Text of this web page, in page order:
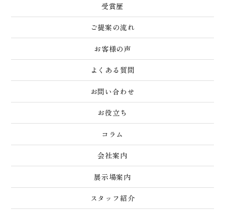
受賞歴
ご提案の流れ
お客様の声
よくある質問
お問い合わせ
お役立ち
コラム
会社案内
展示場案内
スタッフ紹介